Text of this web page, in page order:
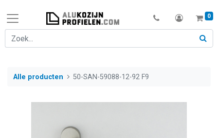
0
Alle producten 50-SAN-59088-12-92 F9